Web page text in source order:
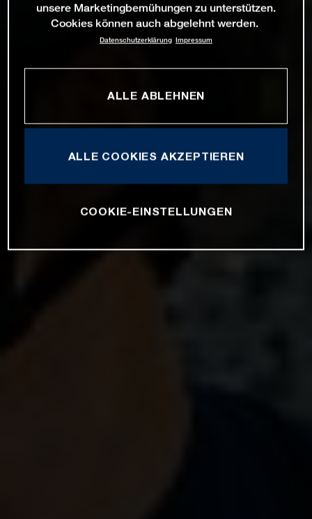
unsere Marketingbemühungen zu unterstützen.
Cookies können auch abgelehnt werden.
Datenschutzerklärung Impressum
ALLE ABLEHNEN
ALLE COOKIES AKZEPTIEREN
COOKIE-EINSTELLUNGEN